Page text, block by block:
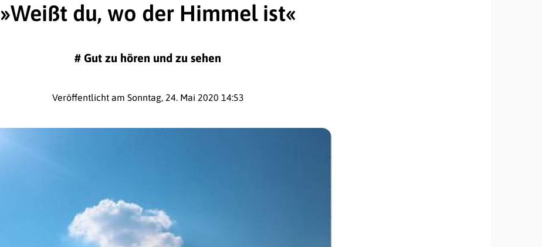
»Weißt du, wo der Himmel ist«
# Gut zu hören und zu sehen
Veröffentlicht am Sonntag, 24. Mai 2020 14:53